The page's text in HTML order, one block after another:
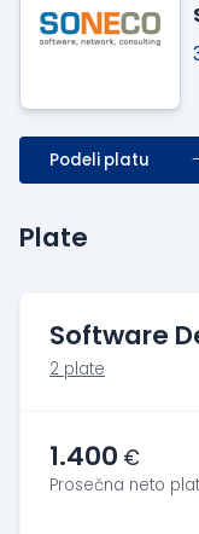
Podeli platu
Plate
Software
2 plate
1.400 €
Prosečna neto